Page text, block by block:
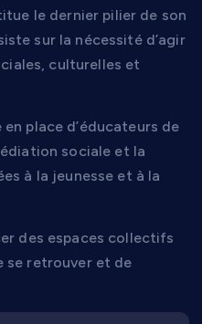
le dernier pilier de son
sur la nécessité d’agir
culturelles et
place d’éducateurs de
sociale et la
à la jeunesse et à la
des espaces collectifs
se retrouver et de